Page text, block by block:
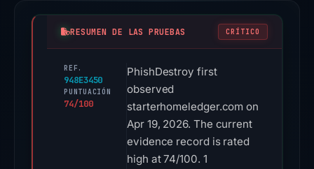
RESUMEN DE LAS PRUEBAS CRÍTICO
REF.
948E3450
PUNTUACIÓN
74/100
PhishDestroy first
observed
starterhomeledger.com on
Apr 19, 2026. The current
evidence record is rated
high at 74/100. 1